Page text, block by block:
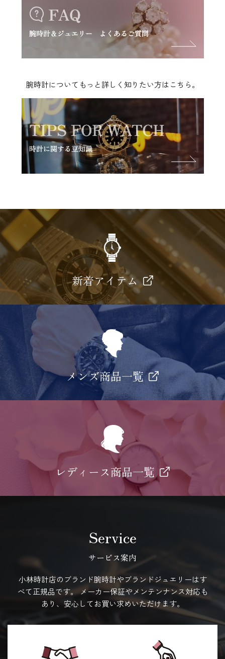
腕時計についてもっと詳しく知りたい方はこちら。
新着アイテム
メンズ商品一覧
レディース商品一覧
Service
サービス案内
小林時計店のブランド腕時計やブランドジュエリーはす
べて正規品です。
メーカー保証やメンテンナンス対応も
あり、安心してお買い求めいただけます。